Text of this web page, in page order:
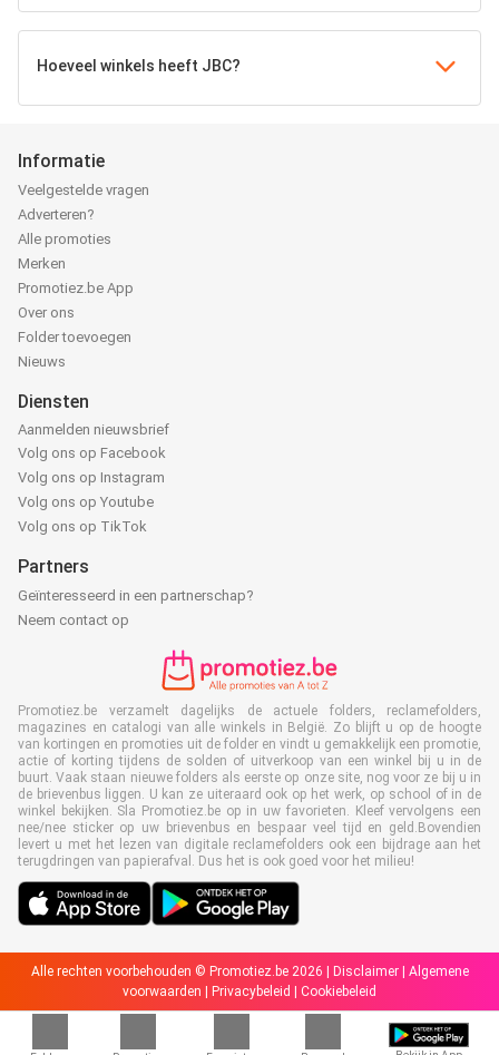
Hoeveel winkels heeft JBC?
Informatie
Veelgestelde vragen
Adverteren?
Alle promoties
Merken
Promotiez.be App
Over ons
Folder toevoegen
Nieuws
Diensten
Aanmelden nieuwsbrief
Volg ons op Facebook
Volg ons op Instagram
Volg ons op Youtube
Volg ons op TikTok
Partners
Geïnteresseerd in een partnerschap?
Neem contact op
Promotiez.be verzamelt dagelijks de actuele folders, reclamefolders,
magazines en catalogi van alle winkels in België. Zo blijft u op de hoogte
van kortingen en promoties uit de folder en vindt u gemakkelijk een promotie,
actie of korting tijdens de solden of uitverkoop van een winkel bij u in de
buurt. Vaak staan nieuwe folders als eerste op onze site, nog voor ze bij u in
de brievenbus liggen. U kan ze uiteraard ook op het werk, op school of in de
winkel bekijken. Sla Promotiez.be op in uw favorieten. Kleef vervolgens een
nee/nee sticker op uw brievenbus en bespaar veel tijd en geld.Bovendien
levert u met het lezen van digitale reclamefolders ook een bijdrage aan het
terugdringen van papierafval. Dus het is ook goed voor het milieu!
Alle rechten voorbehouden © Promotiez.be 2026 | Disclaimer| Algemene
voorwaarden
Privacybeleid Cookiebeleid